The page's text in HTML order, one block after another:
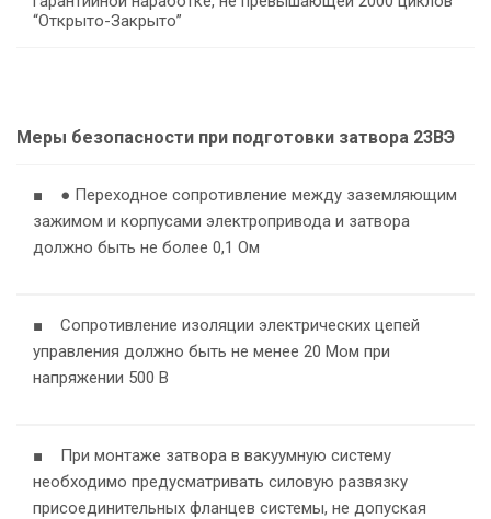
“Открыто-Закрыто”
Меры безопасности при подготовки затвора 23ВЭ
■ ● Переходное сопротивление между заземляющим
зажимом и корпусами электропривода и затвора
должно быть не более 0,1 Ом
■ Сопротивление изоляции электрических цепей
управления должно быть не менее 20 Мом при
напряжении 500 В
■ При монтаже затвора в вакуумную систему
необходимо предусматривать силовую развязку
присоединительных фланцев системы, не допуская